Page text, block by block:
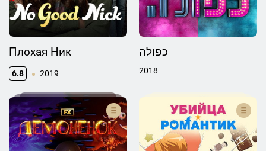
Плохая Ник
6.8 2019
כפולה
2018